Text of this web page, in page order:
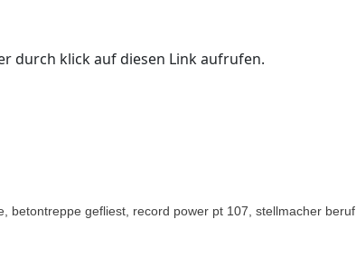
durch klick auf diesen Link aufrufen.
betontreppe gefliest, record power pt 107, stellmacher beruf,